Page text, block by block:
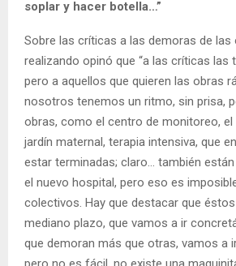
soplar y hacer botella…”
Sobre las críticas a las demoras de las
realizando opinó que “a las críticas las
pero a aquellos que quieren las obras
nosotros tenemos un ritmo, sin prisa,
obras, como el centro de monitoreo,
jardín maternal, terapia intensiva, que
estar terminadas; claro… también
el nuevo hospital, pero eso es
colectivos. Hay que destacar que
mediano plazo, que vamos a ir
que demoran más que otras, vamos a